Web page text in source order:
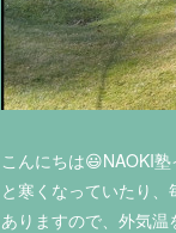
こんにちは😃NAOKI
と寒くなっていたり
ありますので、外気温